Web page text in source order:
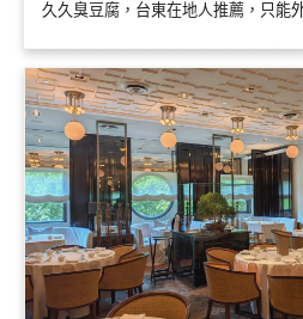
久久臭豆腐，台東在地人推薦，只能